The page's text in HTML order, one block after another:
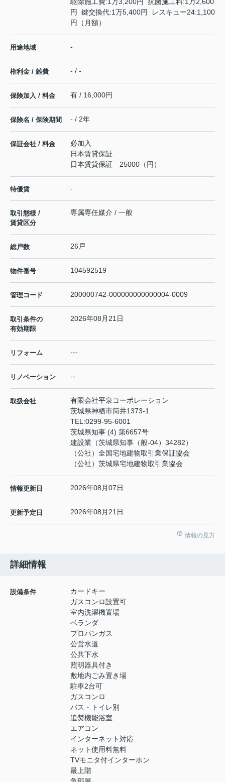
円 鍵交換代:1万5,400円 レスキュー24:1,100
円（月額）
用途地域 -
権利金 / 雑費 - / -
保険加入 / 料金 有 / 16,000円
保険名 / 保険期間 - / 2年
保証会社 / 料金
必加入
日本賃貸保証
日本賃貸保証 25000（円）
特優賃 -
取引態様 /
賃貸区分
専属専任媒介 / 一般
総戸数 26戸
物件番号 104592519
管理コード 200000742-000000000000004-0009
取引条件の
有効期限
2026年08月21日
リフォーム ---
リノベーション --
取扱会社
有限会社平泉コーポレーション
茨城県神栖市筒井1373-1
TEL:0299-95-6001
茨城県知事 (4) 第6657号
建設業（茨城県知事（般-04）34282）
（公社）全国宅地建物取引業保証協会
（公社）茨城県宅地建物取引業協会
情報更新日 2026年08月07日
更新予定日 2026年08月21日
情報の見方
詳細情報
設備条件
カードキー
ガスコンロ設置可
室内洗濯機置場
ベランダ
プロパンガス
公営水道
公共下水
照明器具付き
敷地内ごみ置き場
駐車2台可
ガスコンロ
バス・トイレ別
追焚機能浴室
エアコン
インターネット対応
ネット使用料無料
TVモニタ付インターホン
最上階